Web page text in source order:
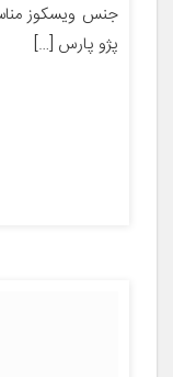
پژو پارس […]